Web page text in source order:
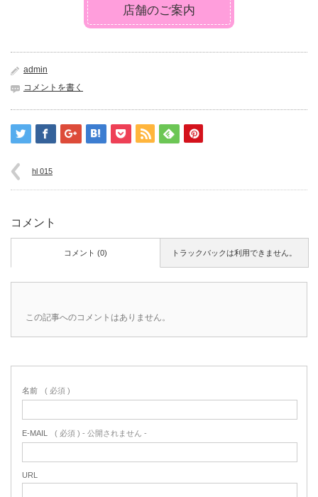
店舗のご案内
admin
コメントを書く
hl 015
コメント
トラックバックは利用できません。
コメント (0)
この記事へのコメントはありません。
名前 ( 必須 )
E-MAIL ( 必須 ) - 公開されません -
URL